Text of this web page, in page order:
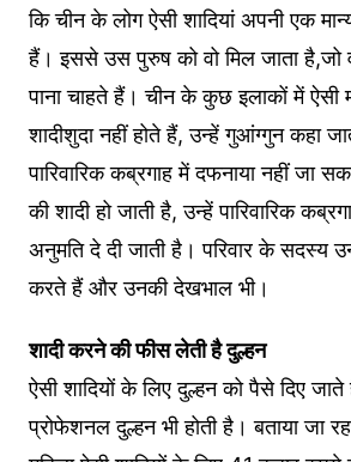
कि चीन के लोग ऐसी शादियां अपनी एक
हैं। इससे उस पुरुष को वो मिल जाता है,जो
पाना चाहते हैं। चीन के कुछ इलाकों में ऐसी
शादीशुदा नहीं होते हैं, उन्हें गुआंग्गुन कहा
पारिवारिक कब्रगाह में दफनाया नहीं जा
की शादी हो जाती है, उन्हें पारिवारिक
अनुमति दे दी जाती है। परिवार के सदस्य
करते हैं और उनकी देखभाल भी।
शादी करने की फीस लेती है दुल्हन
ऐसी शादियों के लिए दुल्हन को पैसे दिए
प्रोफेशनल दुल्हन भी होती है। बताया जा